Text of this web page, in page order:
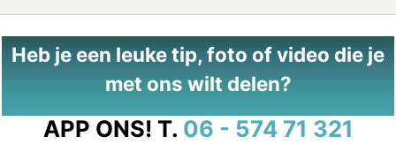
Heb je een leuke tip, foto of video die je
met ons wilt delen?
APP ONS! T. 06 - 574 71 321